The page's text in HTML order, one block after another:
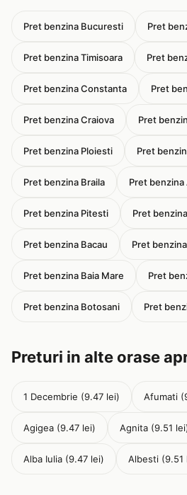
Pret benzina Bucuresti Pret
Pret benzina Timisoara Pret
Pret benzina Constanta Pret
Pret benzina Craiova Pret
Pret benzina Ploiesti Pret
Pret benzina Braila Pret benzina
Pret benzina Pitesti Pret
Pret benzina Bacau Pret
Pret benzina Baia Mare Pret
Pret benzina Botosani Pret
Preturi in alte orase
1 Decembrie (9.47 lei) Afumati
Agigea (9.47 lei) Agnita (9.51
Alba Iulia (9.47 lei) Albesti (9.51